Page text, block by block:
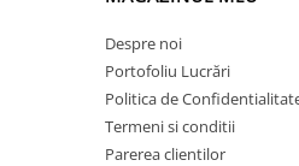
STICKERE PRINTATE
STICKERE UTILAJE AGRICOLE
VANATOARE - PESCUIT
STICKERE PERSONALIZATE
PRODUSE PERSONALIZATE FIRME
Despre noi
Portofoliu Lucrări
Politica de
Termeni si conditii
Parerea clientilor